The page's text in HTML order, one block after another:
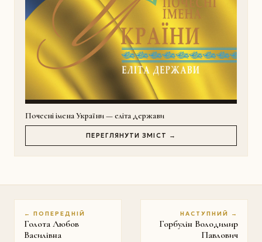
Почесні імена України — еліта держави
ПЕРЕГЛЯНУТИ ЗМІСТ →
← ПОПЕРЕДНІЙ
Голота Любов
Василівна
НАСТУПНИЙ →
Горбулін Володимир
Павлович